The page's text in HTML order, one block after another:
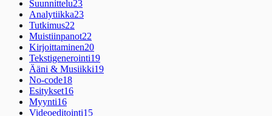
Suunnittelu23
Analytiikka23
Tutkimus22
Muistiinpanot22
Kirjoittaminen20
Tekstigenerointi19
Ääni & Musiikki19
No-code18
Esitykset16
Myynti16
Videoeditointi15